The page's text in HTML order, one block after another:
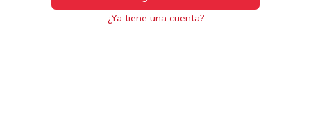
¿Ya tiene una cuenta?